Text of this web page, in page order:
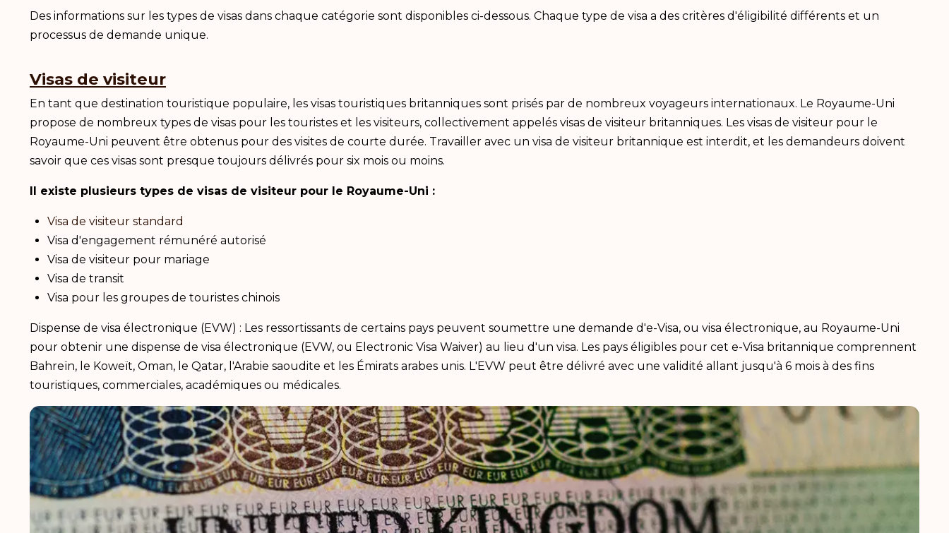
Des informations sur les types de visas dans chaque catégorie sont disponibles ci-dessous. Chaque type de visa a des critères d'éligibilité différents et un
processus de demande unique.
Visas de visiteur
En tant que destination touristique populaire, les visas touristiques britanniques sont prisés par de nombreux voyageurs internationaux. Le Royaume-Uni
propose de nombreux types de visas pour les touristes et les visiteurs, collectivement appelés visas de visiteur britanniques. Les visas de visiteur pour le
Royaume-Uni peuvent être obtenus pour des visites de courte durée. Travailler avec un visa de visiteur britannique est interdit, et les demandeurs doivent
savoir que ces visas sont presque toujours délivrés pour six mois ou moins.
Il existe plusieurs types de visas de visiteur pour le Royaume-Uni :
Visa de visiteur standard
Visa d'engagement rémunéré autorisé
Visa de visiteur pour mariage
Visa de transit
Visa pour les groupes de touristes chinois
Dispense de visa électronique (EVW) : Les ressortissants de certains pays peuvent soumettre une demande d'e-Visa, ou visa électronique, au Royaume-Uni
pour obtenir une dispense de visa électronique (EVW, ou Electronic Visa Waiver) au lieu d'un visa. Les pays éligibles pour cet e-Visa britannique comprennent
Bahreïn, le Koweït, Oman, le Qatar, l'Arabie saoudite et les Émirats arabes unis. L'EVW peut être délivré avec une validité allant jusqu'à 6 mois à des fins
touristiques, commerciales, académiques ou médicales.